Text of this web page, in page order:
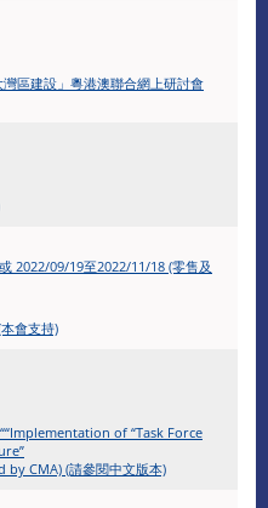
區建設」粵港澳聯合網上研討會
2022/09/19至2022/11/18 (零售及
會支持)
of “Task Force
CMA) (請參閱中文版本)